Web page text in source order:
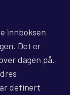
innboksen
Det er
dagen på.
definert